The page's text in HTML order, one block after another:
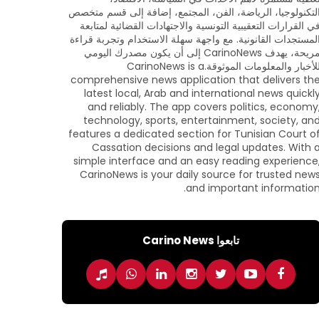
التكنولوجيا، الرياضة، الفن، المجتمع، إضافة إلى قسم متخصص
في القرارات التعقيبية التونسية والاجتهادات القضائية لمتابعة
المستجدات القانونية. مع واجهة سهلة الاستخدام وتجربة قراءة
مريحة، يهدف CarinoNews إلى أن يكون مصدرك اليومي
للأخبار والمعلومات الموثوقة.CarinoNews is a
comprehensive news application that delivers the
latest local, Arab and international news
and reliably. The app covers politics,
technology, sports, entertainment, society, and
features a dedicated section for Tunisian Court of
Cassation decisions and legal updates. With a
simple interface and an easy reading
CarinoNews is your daily source for trusted news
and important information.
تابعوا Carino News